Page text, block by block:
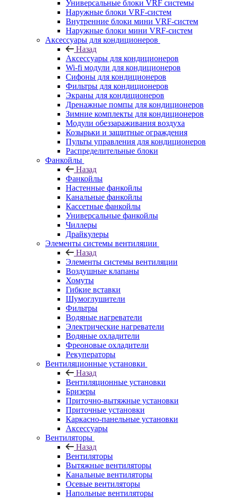
Универсальные блоки VRF системы
Наружные блоки VRF-систем
Внутренние блоки мини VRF-систем
Наружные блоки мини VRF-систем
Аксессуары для кондиционеров
Назад
Аксессуары для кондиционеров
Wi-fi модули для кондиционеров
Сифоны для кондиционеров
Фильтры для кондиционеров
Экраны для кондиционеров
Дренажные помпы для кондиционеров
Зимние комплекты для кондиционеров
Модули обеззараживания воздуха
Козырьки и защитные ограждения
Пульты управления для кондиционеров
Распределительные блоки
Фанкойлы
Назад
Фанкойлы
Настенные фанкойлы
Канальные фанкойлы
Кассетные фанкойлы
Универсальные фанкойлы
Чиллеры
Драйкулеры
Элементы системы вентиляции
Назад
Элементы системы вентиляции
Воздушные клапаны
Хомуты
Гибкие вставки
Шумоглушители
Фильтры
Водяные нагреватели
Электрические нагреватели
Водяные охладители
Фреоновые охладители
Рекуператоры
Вентиляционные установки
Назад
Вентиляционные установки
Бризеры
Приточно-вытяжные установки
Приточные установки
Каркасно-панельные установки
Аксессуары
Вентиляторы
Назад
Вентиляторы
Вытяжные вентиляторы
Канальные вентиляторы
Осевые вентиляторы
Напольные вентиляторы